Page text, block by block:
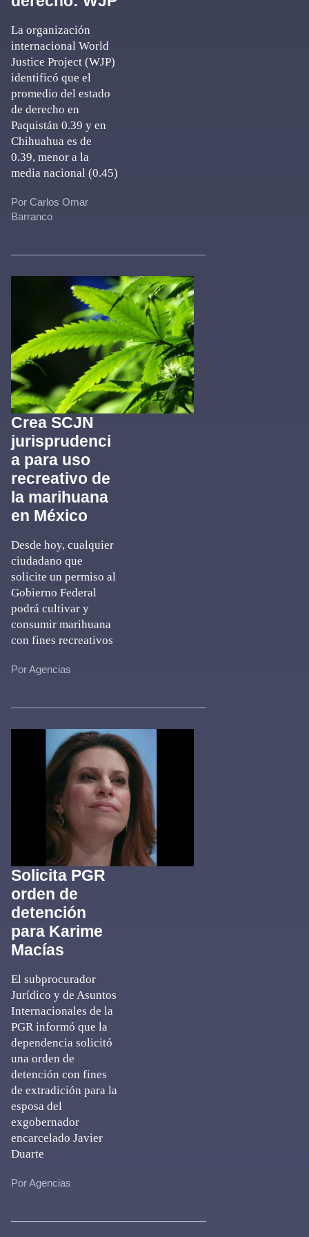
La organización
internacional World
Justice Project (WJP)
identificó que el
promedio del estado
de derecho en
Paquistán 0.39 y en
Chihuahua es de
0.39, menor a la
media nacional (0.45)
Por Carlos Omar
Barranco
Crea SCJN
jurisprudenci
a para uso
recreativo de
la marihuana
en México
Desde hoy, cualquier
ciudadano que
solicite un permiso al
Gobierno Federal
podrá cultivar y
consumir marihuana
con fines recreativos
Por Agencias
Solicita PGR
orden de
detención
para Karime
Macías
El subprocurador
Jurídico y de Asuntos
Internacionales de la
PGR informó que la
dependencia solicitó
una orden de
detención con fines
de extradición para la
esposa del
exgobernador
encarcelado Javier
Duarte
Por Agencias